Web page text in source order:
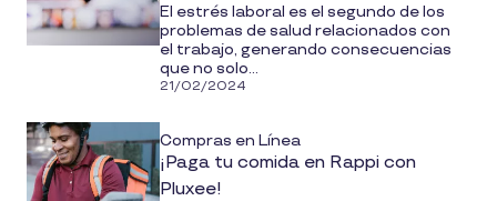
El estrés laboral es el segundo de los
problemas de salud relacionados con
el trabajo, generando consecuencias
que no solo...
21/02/2024
Compras en Línea
¡Paga tu comida en Rappi con
Pluxee!​